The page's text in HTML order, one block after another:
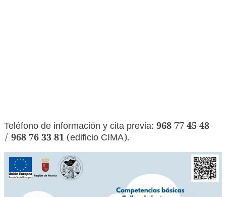
Teléfono de información y cita previa: 968 77 45 48
/ 968 76 33 81 (edificio CIMA).